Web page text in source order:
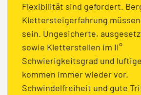
Flexibilität sind gefordert.
Klettersteigerfahrung
sein. Ungesicherte,
sowie Kletterstellen im II°
Schwierigkeitsgrad und
kommen immer wieder vor.
Schwindelfreiheit und gute